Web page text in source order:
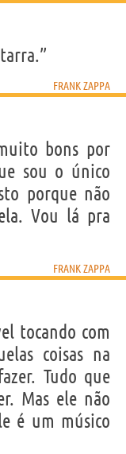
FRANK ZAPPA
bons por
sou o único
porque não
Vou lá pra
FRANK ZAPPA
tocando com
coisas na
Tudo que
Mas ele não
é um músico